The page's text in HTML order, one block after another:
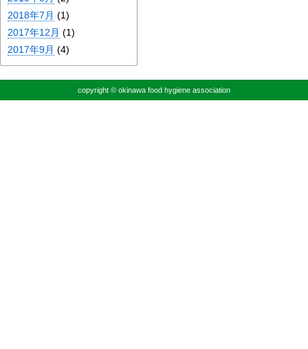
2018年7月 (1)
2017年12月 (1)
2017年9月 (4)
copyright © okinawa food hygiene association